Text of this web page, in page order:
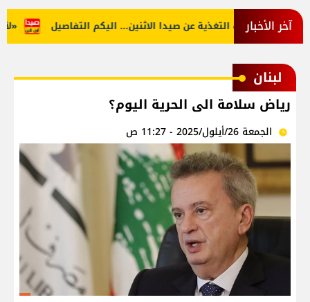
آخر الأخبار «لأوّل الجنوب: توقف التغذية عن صيدا الاثنين... اليكم التفاصيل
لبنان
رياض سلامة الى الحرية اليوم؟
الجمعة 26/أيلول/2025 - 11:27 ص